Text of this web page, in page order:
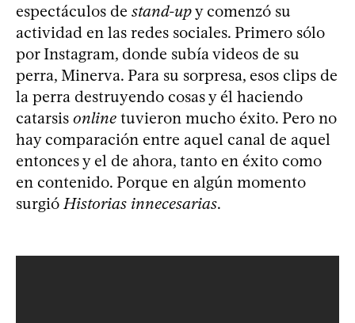
espectáculos de stand-upy comenzó su
actividad en las redes sociales. Primero sólo
por Instagram, donde subía videos de su
perra, Minerva. Para su sorpresa, esos clips de
la perra destruyendo cosas y él haciendo
catarsis online tuvieron mucho éxito. Pero no
hay comparación entre aquel canal de aquel
entonces y el de ahora, tanto en éxito como
en contenido. Porque en algún momento
surgióHistorias innecesarias.